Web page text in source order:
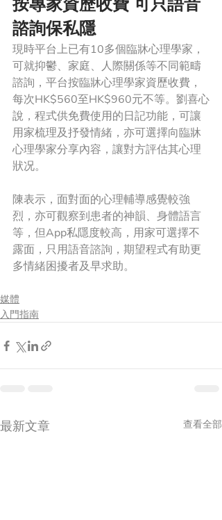
諮詢保私隱
現時平台上已有10多個臨牀心理學家，
可就抑鬱、家庭、人際關係等不同範疇
諮詢，平台按臨牀心理學家資歷收費，
每次HK$560至HK$960元不等。劉喜心
說，程式供免費使用的日記功能，可讓
用家梳理及抒發情緒，亦可選擇向臨牀
心理學家分享內容，讓對方評估其心理
狀况。
陳表示，面對面的心理輔導感覺較強
烈，亦可觀察到患者的神韻、身體語言
等，但App私隱度較高，用家可選擇不
露面，只用語音諮詢，期望程式有助更
多情緒困擾者及早求助。
媒體
入門指南
最新文章 查看全部